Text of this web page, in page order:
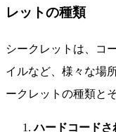
レットの種類
シークレットは、コ
イルなど、様々な場
ークレットの種類と
ハードコードさ